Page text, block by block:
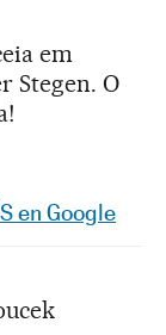
em
Stegen. O
en Google